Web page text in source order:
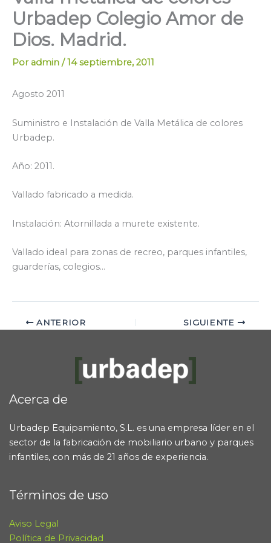
Urbadep Colegio Amor de
Dios. Madrid.
Por admin /14 septiembre, 2011
Agosto 2011
Suministro e Instalación de Valla Metálica de colores
Urbadep.
Año: 2011.
Vallado fabricado a medida.
Instalación: Atornillada a murete existente.
Vallado ideal para zonas de recreo, parques infantiles,
guarderías, colegios…
ANTERIOR SIGUIENTE
Acerca de
Urbadep Equipamiento, S.L. es una empresa líder en el
sector de la fabricación de mobiliario urbano y parques
infantiles, con más de 21 años de experiencia.
Términos de uso
Aviso Legal
Política de Privacidad